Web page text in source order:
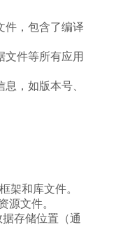
件，包含了编译
文件等所有应用
息，如版本号、
架和库文件。
源文件。
据存储位置（通